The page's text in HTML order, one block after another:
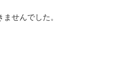
せんでした。